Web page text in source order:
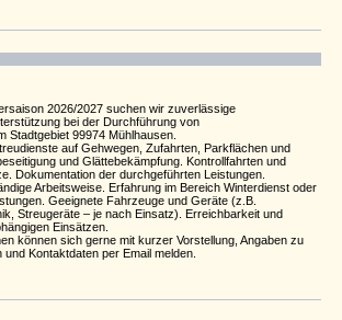
2026/2027 suchen wir zuverlässige
bei der Durchführung von
Stadtgebiet 99974 Mühlhausen.
auf Gehwegen, Zufahrten, Parkflächen und
und Glättebekämpfung. Kontrollfahrten und
Dokumentation der durchgeführten Leistungen.
Arbeitsweise. Erfahrung im Bereich Winterdienst oder
Geeignete Fahrzeuge und Geräte (z.B.
Streugeräte – je nach Einsatz). Erreichbarkeit und
Einsätzen.
können sich gerne mit kurzer Vorstellung, Angaben zu
Kontaktdaten per Email melden.